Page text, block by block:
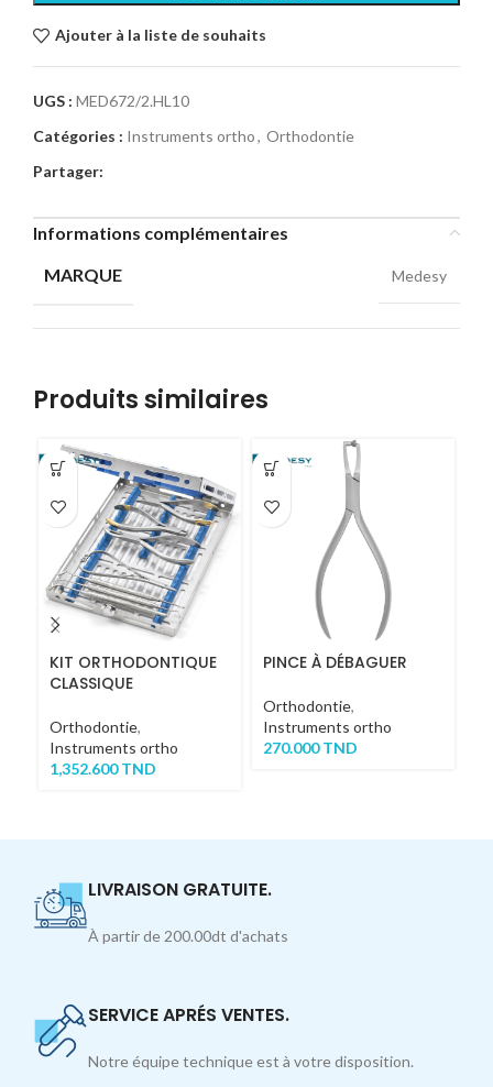
Ajouter à la liste de souhaits
UGS : MED672/2.HL10
Catégories : Instruments ortho, Orthodontie
Partager:
Informations complémentaires
MARQUE
Medesy
Produits similaires
KIT ORTHODONTIQUE
CLASSIQUE
Orthodontie,
Instruments ortho
1,352.600TND
PINCE À DÉBAGUER
Orthodontie,
Instruments ortho
270.000TND
LIVRAISON GRATUITE.
À partir de 200.00dt d'achats
SERVICE APRÉS VENTES.
Notre équipe technique est à votre disposition.